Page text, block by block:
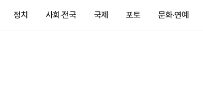
정치 사회·전국 국제 포토 문화·연예